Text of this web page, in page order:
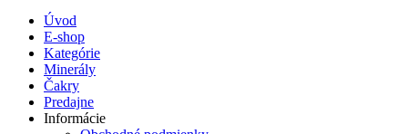
Úvod
E-shop
Kategórie
Minerály
Čakry
Predajne
Informácie